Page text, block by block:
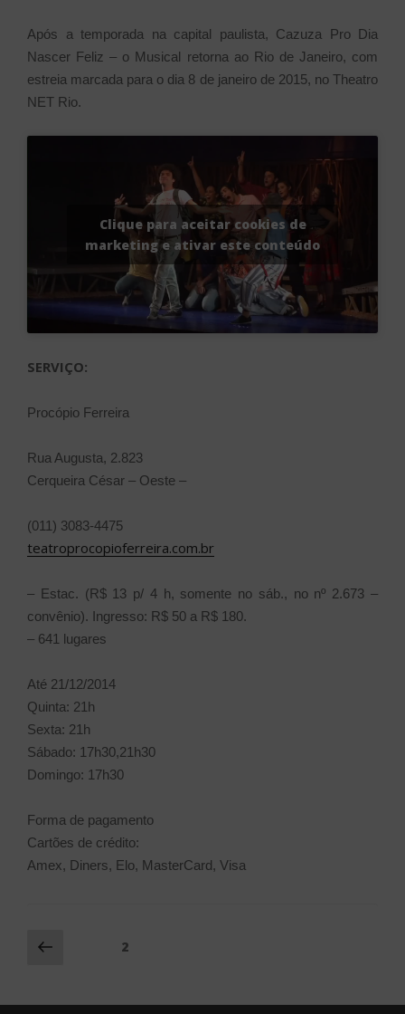
Após a temporada na capital paulista, Cazuza Pro Dia
Nascer Feliz – o Musical retorna ao Rio de Janeiro, com
estreia marcada para o dia 8 de janeiro de 2015, no Theatro
NET Rio.
Clique para aceitar cookies de
marketing e ativar este conteúdo
SERVIÇO:
Procópio Ferreira
Rua Augusta, 2.823
Cerqueira César – Oeste –
(011) 3083-4475
teatroprocopioferreira.com.br
– Estac. (R$ 13 p/ 4 h, somente no sáb., no nº 2.673 –
convênio). Ingresso: R$ 50 a R$ 180.
– 641 lugares
Até 21/12/2014
Quinta: 21h
Sexta: 21h
Sábado: 17h30,21h30
Domingo: 17h30
Forma de pagamento
Cartões de crédito:
Amex, Diners, Elo, MasterCard, Visa
Navegação
Página
2